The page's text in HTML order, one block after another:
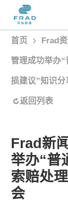
首页
服务项目
Frad智库
Frad资讯
首页 Frad
管理成功举办
损建议”知识分
返回列表
Frad新
举办“普
索赔处
会